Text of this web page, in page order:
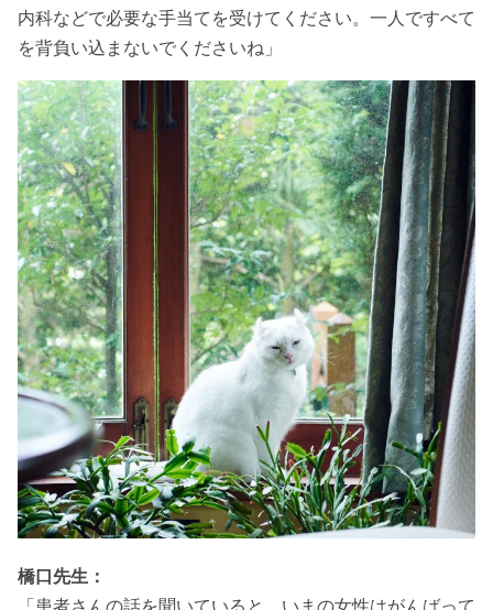
内科などで必要な手当てを受けてください。一人ですべて
を背負い込まないでくださいね」
橋口先生：
「患者さんの話を聞いていると、いまの女性はがんばって